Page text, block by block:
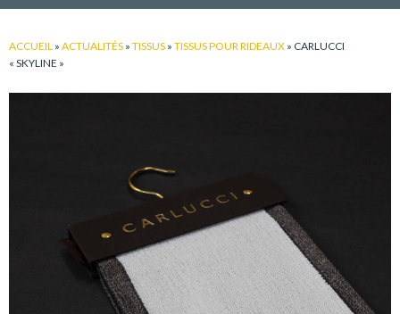
ACCUEIL » ACTUALITÉS » TISSUS » TISSUS POUR RIDEAUX » CARLUCCI
« SKYLINE »